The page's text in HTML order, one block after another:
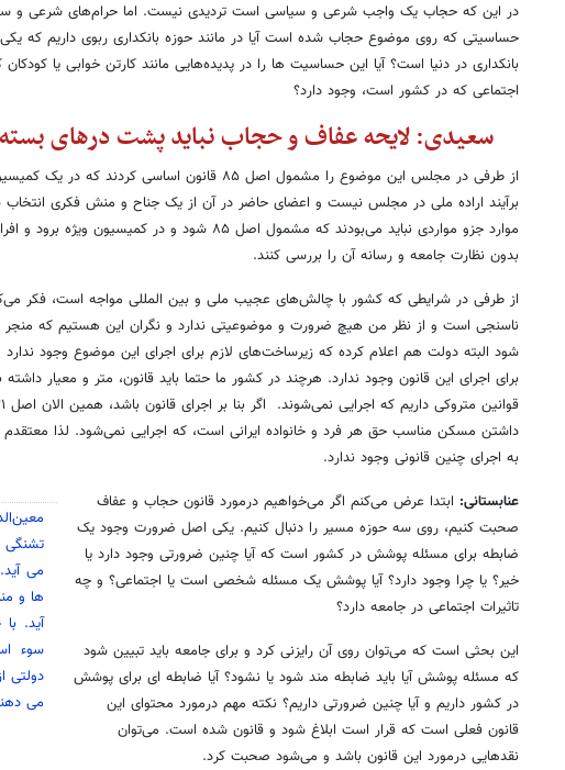
در این که حجاب یک واجب شرعی و سیاسی است تردیدی نیست. اما حرام‌های شرعی و
حساسیتی که روی موضوع حجاب شده است آیا در مانند حوزه بانکداری ربوی داریم که یکی
بانکداری در دنیا است؟ آیا این حساسیت ها را در پدیده‌هایی مانند کارتن خوابی یا
اجتماعی که در کشور است، وجود دارد؟
سعیدی: لایحه عفاف و حجاب نباید پشت درهای
از طرفی در مجلس این موضوع را مشمول اصل ۸۵ قانون اساسی
برآیند اراده ملی در مجلس نیست و اعضای حاضر در آن از یک جناح و منش فکری انتخاب
موارد جزو مواردی نباید می‌بودند که مشمول اصل ۸۵ شود و در
بدون نظارت جامعه و رسانه آن را بررسی کنند.
از طرفی در شرایطی که کشور با چالش‌های عجیب ملی و بین المللی مواجه است، فکر
ناسنجی است و از نظر من هیچ ضرورت و موضوعیتی ندارد و نگران این هستیم که
شود البته دولت هم اعلام کرده که زیرساخت‌های لازم برای اجرای این موضوع وجود
برای اجرای این قانون وجود ندارد. هرچند در کشور ما حتما باید قانون، متر و معیار
داشتن مسکن مناسب حق هر فرد و خانواده ایرانی است، که اجرایی نمی‌شود. لذا معتقدم
به اجرای چنین قانونی وجود ندارد.
تشنگی
می
ها و
آید.
سوء
دولتی
می
عنابستانی: ابتدا عرض می‌کنم اگر می‌خواهیم درمورد قانون حجاب و عفاف
صحبت کنیم، روی سه حوزه مسیر را دنبال کنیم. یکی اصل ضرورت وجود یک
ضابطه برای مسئله پوشش در کشور است که آیا چنین ضرورتی وجود دارد یا
خیر؟ یا چرا وجود دارد؟ آیا پوشش یک مسئله شخصی است یا اجتماعی؟ و چه
تاثیرات اجتماعی در جامعه دارد؟
این بحثی است که می‌توان روی آن رایزنی کرد و برای جامعه باید تبیین شود
که مسئله پوشش آیا باید ضابطه مند شود یا نشود؟ آیا ضابطه ای برای پوشش
در کشور داریم و آیا چنین ضرورتی داریم؟ نکته مهم درمورد محتوای این
قانون فعلی است که قرار است ابلاغ شود و قانون شده است. می‌توان
نقدهایی درمورد این قانون باشد و می‌شود صحبت کرد.